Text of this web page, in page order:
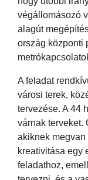
végállomásozó
alagút
ország központi
A feladat
városi terek,
tervezése. A 44
várnak terveket.
akiknek
kreativitása egy
feladathoz,